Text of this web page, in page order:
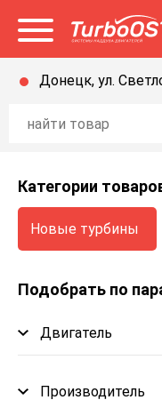
Открыть меню
Донецк, ул.
Категории
Новые турбины
Подобрать по
Двигатель
Производитель